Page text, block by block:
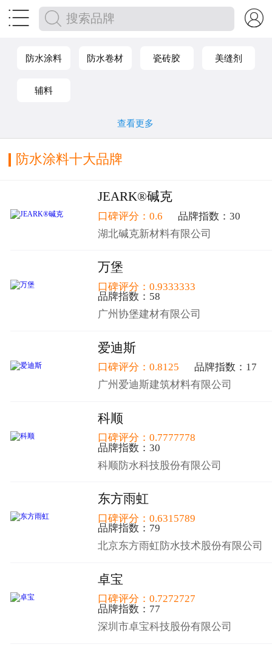
 
防水涂料 防水卷材 瓷砖胶 美缝剂
辅料
查看更多
防水涂料十大品牌
JEARK®碱克
口碑评分：0.6
品牌指数：30
湖北碱克新材料有限公司
万堡
口碑评分：0.9333333
品牌指数：58
广州协堡建材有限公司
爱迪斯
口碑评分：0.8125
品牌指数：17
广州爱迪斯建筑材料有限公司
科顺
口碑评分：0.7777778
品牌指数：30
科顺防水科技股份有限公司
东方雨虹
口碑评分：0.6315789
品牌指数：79
北京东方雨虹防水技术股份有限公司
卓宝
口碑评分：0.7272727
品牌指数：77
深圳市卓宝科技股份有限公司